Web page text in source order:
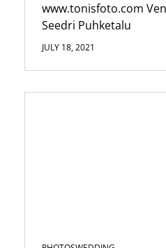
www.tonisfoto.com
Seedri Puhketalu
JULY 18, 2021